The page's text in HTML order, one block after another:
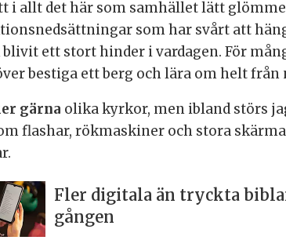
i allt det här som samhället lätt
som har svårt att
ett stort hinder i vardagen. För
bestiga ett berg och lära om helt från
gärna olika kyrkor, men ibland störs
flashar, rökmaskiner och stora
Fler digitala än tryckta
gången